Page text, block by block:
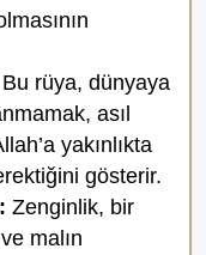
Bu rüya, dünyaya
asıl
yakınlıkta
gösterir.
Zenginlik, bir
malın